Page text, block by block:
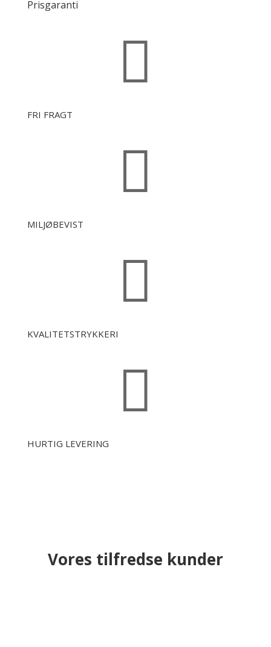
Prisgaranti

FRI FRAGT

MILJØBEVIST

KVALITETSTRYKKERI

HURTIG LEVERING
Vores tilfredse kunder